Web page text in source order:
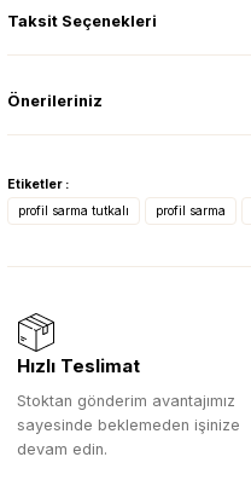
Taksit Seçenekleri
Önerileriniz
Etiketler :
profil sarma tutkalı
profil sarma
Hızlı Teslimat
Stoktan gönderim avantajımız
sayesinde beklemeden işinize
devam edin.